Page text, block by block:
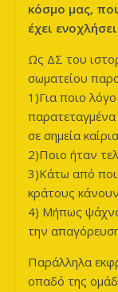
κόσμο μας,
έχει
Ως ΔΣ του
σωματείου
1)Για ποιο
σε σημεία
2)Ποιο ήταν
3)Κάτω από
κράτους
4) Μήπως
την
Παράλληλα
οπαδό της